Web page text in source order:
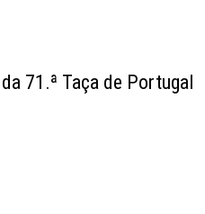
71.ª Taça de Portugal